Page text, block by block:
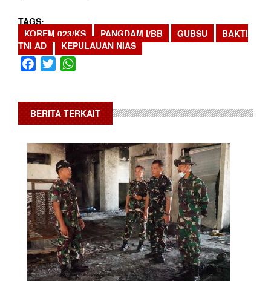
TAGS
KOREM 023/KS
PANGDAM I/BB GUBSU
BAKTI
TNI AD
KEPULAUAN NIAS
Facebook
Twitter
BERITA TERKAIT